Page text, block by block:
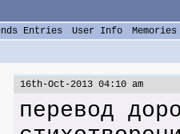
Entries User Info Memories
16th-Oct-2013 04:10 am
перевод